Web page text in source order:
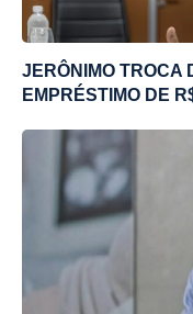
JERÔNIMO TROCA
EMPRÉSTIMO DE